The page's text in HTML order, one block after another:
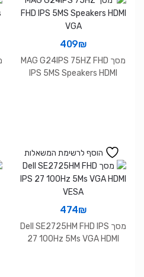
409₪
מסך MAG G24IPS 75HZ FHD
IPS 5MS Speakers HDMI
הוסף לרשימת המשאלות
474₪
מסך Dell SE2725HM FHD IPS
27 100Hz 5Ms VGA HDMI